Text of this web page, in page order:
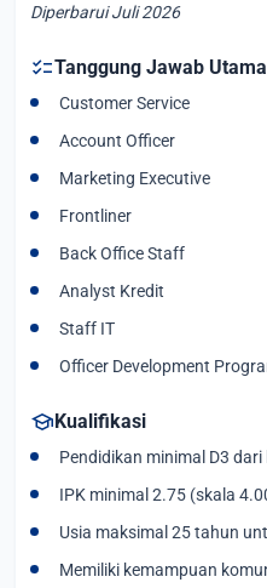
Diperbarui Juli 2026
checklistTanggung Jawab Utama
Customer Service
Account Officer
Marketing Executive
Frontliner
Back Office Staff
Analyst Kredit
Staff IT
Officer Development
schoolKualifikasi
Pendidikan minimal D3
IPK minimal 2.75 (skala
Usia maksimal 25 tahun
Memiliki kemampuan